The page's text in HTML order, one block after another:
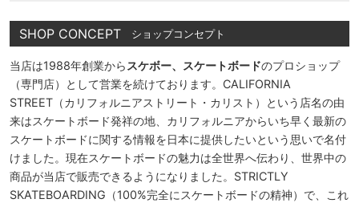
SHOP CONCEPT ショップコンセプト
当店は1988年創業からスケボー、スケートボードのプロショップ
（専門店）として営業を続けております。CALIFORNIA
STREET（カリフォルニアストリート・カリスト）という店名の由
来はスケートボード発祥の地、カリフォルニアからいち早く最新の
スケートボードに関する情報を日本に提供したいという思いで名付
けました。現在スケートボードの魅力は全世界へ伝わり、世界中の
商品が当店で販売できるようになりました。STRICTLY
SKATEBOARDING（100%完全にスケートボードの精神）で、これ